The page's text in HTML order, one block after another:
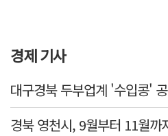
경제 기사
경북 영천시, 9월부터 11월까